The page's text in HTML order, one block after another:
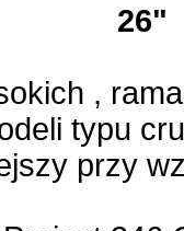
26"
,
typu
przy